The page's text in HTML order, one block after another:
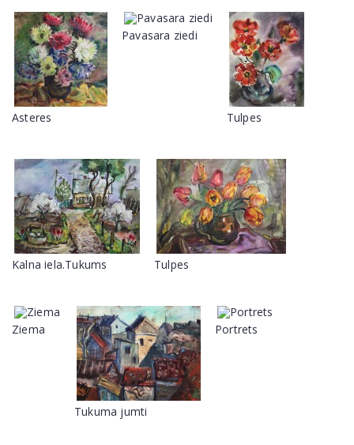
Asteres
Pavasara ziedi
Tulpes
Kalna iela.Tukums Tulpes
Ziema
Tukuma jumti
Portrets